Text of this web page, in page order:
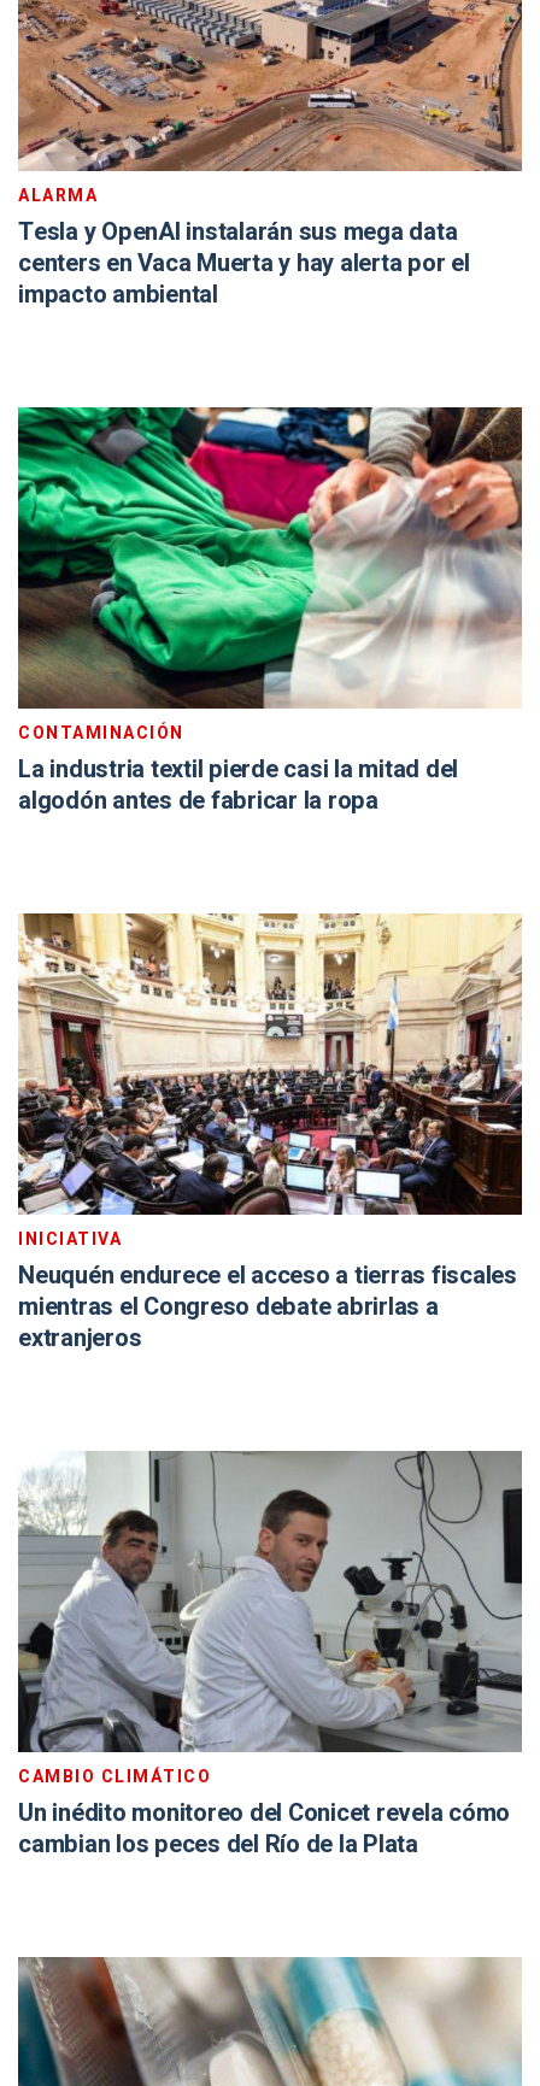
ALARMA
Tesla y OpenAI instalarán sus mega data
centers en Vaca Muerta y hay alerta por el
impacto ambiental
CONTAMINACIÓN
La industria textil pierde casi la mitad del
algodón antes de fabricar la ropa
INICIATIVA
Neuquén endurece el acceso a tierras fiscales
mientras el Congreso debate abrirlas a
extranjeros
CAMBIO CLIMÁTICO
Un inédito monitoreo del Conicet revela cómo
cambian los peces del Río de la Plata